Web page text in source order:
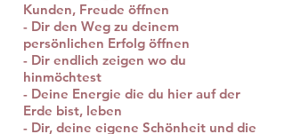
Kunden, Freude öffnen
- Dir den Weg zu deinem
persönlichen Erfolg öffnen
- Dir endlich zeigen wo du
hinmöchtest
- Deine Energie die du hier auf der
Erde bist, leben
- Dir, deine eigene Schönheit und die